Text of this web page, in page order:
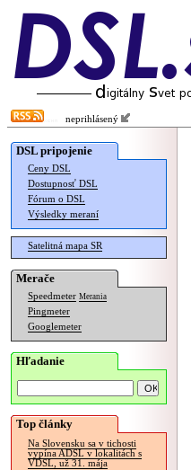
neprihlásený
DSL pripojenie
Ceny DSL
Dostupnosť DSL
Fórum o DSL
Výsledky meraní
Satelitná mapa SR
Merače
Speedmeter Merania
Pingmeter
Googlemeter
Hľadanie
Top články
Na Slovensku sa v tichosti
vypína ADSL v lokalitách s
VDSL, už 31. mája